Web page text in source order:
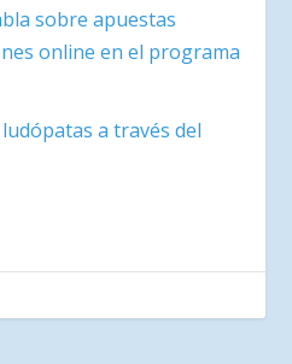
sobre apuestas
online en el programa
a través del